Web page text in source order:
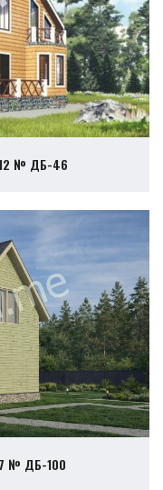
№ ДБ-46
№ ДБ-100